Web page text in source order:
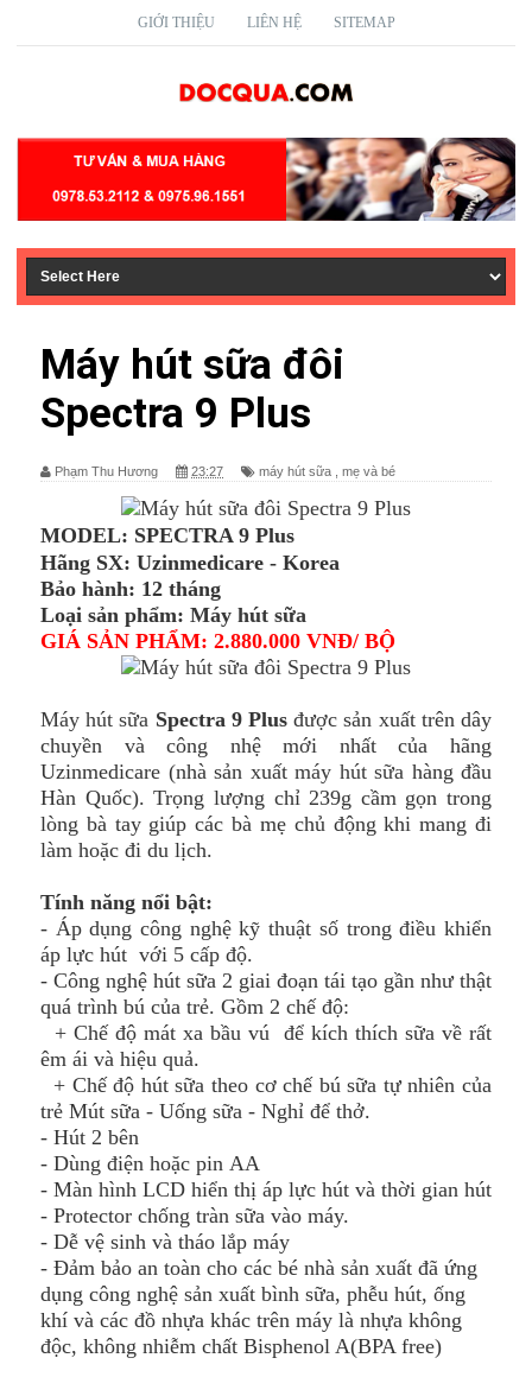
GIỚI THIỆU LIÊN HỆ SITEMAP
Máy hút sữa đôi
Spectra 9 Plus
Phạm Thu Hương 23:27 máy hút sữa mẹ và bé
MODEL: SPECTRA 9 Plus
Hãng SX: Uzinmedicare - Korea
Bảo hành: 12 tháng
Loại sản phẩm: Máy hút sữa
GIÁ SẢN PHẨM: 2.880.000 VNĐ/ BỘ
Máy hút sữa Spectra 9 Plus được sản xuất trên dây
chuyền và công nhệ mới nhất của hãng
Uzinmedicare (nhà sản xuất máy hút sữa hàng đầu
Hàn Quốc). Trọng lượng chỉ 239g cầm gọn trong
lòng bà tay giúp các bà mẹ chủ động khi mang đi
làm hoặc đi du lịch.
Tính năng nổi bật:
- Áp dụng công nghệ kỹ thuật số trong điều khiển
áp lực hút với 5 cấp độ.
- Công nghệ hút sữa 2 giai đoạn tái tạo gần như thật
quá trình bú của trẻ. Gồm 2 chế độ:
+ Chế độ mát xa bầu vú để kích thích sữa về rất
êm ái và hiệu quả.
+ Chế độ hút sữa theo cơ chế bú sữa tự nhiên của
trẻ Mút sữa - Uống sữa - Nghỉ để thở.
- Hút 2 bên
- Dùng điện hoặc pin AA
- Màn hình LCD hiển thị áp lực hút và thời gian hút
- Protector chống tràn sữa vào máy.
- Dễ vệ sinh và tháo lắp máy
- Đảm bảo an toàn cho các bé nhà sản xuất đã ứng
dụng công nghệ sản xuất bình sữa, phễu hút, ống
khí và các đồ nhựa khác trên máy là nhựa không
độc, không nhiễm chất Bisphenol A(BPA free)